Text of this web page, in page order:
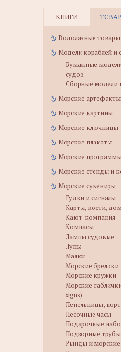
КНИГИ
Водолазные товары
Модели кораблей и
Бумажные
судов
Сборные модели
Морские артефакты
Морские картины
Морские ключницы
Морские плакаты
Морские
Морские стенды и
Морские сувениры
Гудки и сигналы
Карты, кости,
Кают-компания
Компасы
Лампы судовые
Лупы
Маяки
Морские брелоки
Морские кружки
Морские
signs)
Пепельницы,
Песочные часы
Подарочные
Подзорные
Рынды и морские